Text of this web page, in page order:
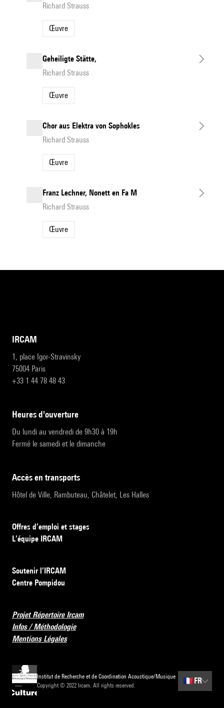
Richard Strauss
Œuvre
Geheiligte Stätte,
Richard Strauss
Œuvre
Chor aus Elektra von Sophokles
Richard Strauss
Œuvre
Franz Lechner, Nonett en Fa M
Richard Strauss
Œuvre
IRCAM
1, place Igor-Stravinsky
75004 Paris
+33 1 44 78 48 43
heures d'ouverture
Du lundi au vendredi de 9h30 à 19h
Fermé le samedi et le dimanche
accès en transports
Hôtel de Ville, Rambuteau, Châtelet, Les Halles
Offres d’emploi et stages
L’équipe IRCAM
Soutenir l’IRCAM
Centre Pompidou
Projet Répertoire Ircam
Infos / Méthodologie
Mentions Légales
Institut de Recherche et de Coordination Acoustique/Musique
Copyright © 2022 Ircam. All rights reserved.
🇫🇷 FR